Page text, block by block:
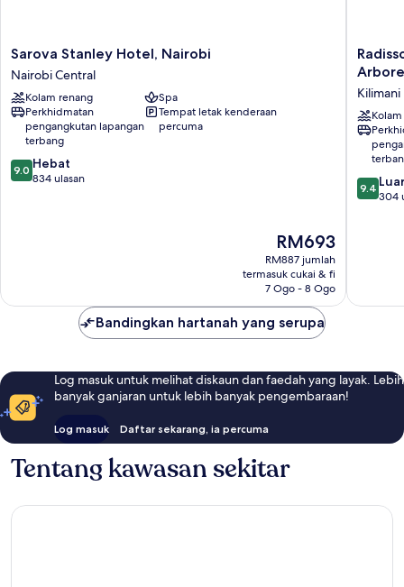
Sarova
Stanley
Hotel,
Nairobi
Nairobi
Central
Sarova Stanley Hotel, Nairobi
Nairobi Central
Kolam renang
Spa
Perkhidmatan
pengangkutan lapangan
terbang
Tempat letak kenderaan
percuma
9.0
daripada
9.0 Hebat
834 ulasan
Harga
ialah
RM693
RM693
RM887 jumlah
termasuk cukai & fi
7 Ogo - 8 Ogo
Blu
&
Nairobi
Kilimani
Kilimani
9.4
9.4
304
Bandingkan hartanah yang serupa
Log masuk untuk melihat diskaun dan faedah yang layak. Lebih
banyak ganjaran untuk lebih banyak pengembaraan!
Log masuk Daftar sekarang, ia percuma
Tentang kawasan sekitar